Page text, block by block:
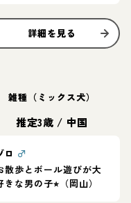
詳細を見る
雑種（ミックス犬）
推定3歳 / 中国
ロ ♂
散歩とボール遊びが大
きな男の子⭐︎（岡山）